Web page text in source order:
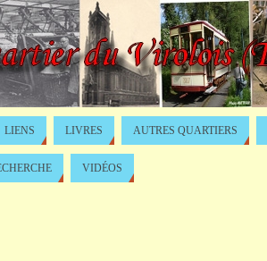
LIENS LIVRES AUTRES QUARTIERS
VIDÉOS